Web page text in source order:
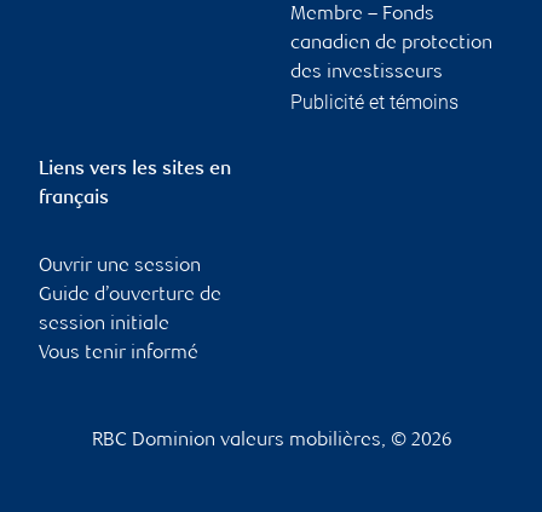
Membre – Fonds
canadien de protection
des investisseurs
Publicité et témoins
Liens vers les sites en
français
Ouvrir une session
Guide d’ouverture de
session initiale
Vous tenir informé
RBC Dominion valeurs mobilières, © 2026